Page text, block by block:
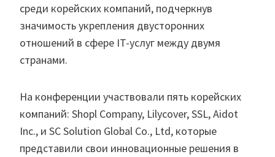
среди корейских компаний, подчеркнув
значимость укрепления двусторонних
отношений в сфере IT-услуг между двумя
странами.
На конференции участвовали пять корейских
компаний: Shopl Company, Lilycover, SSL, Aidot
Inc., и SC Solution Global Co., Ltd, которые
представили свои инновационные решения в